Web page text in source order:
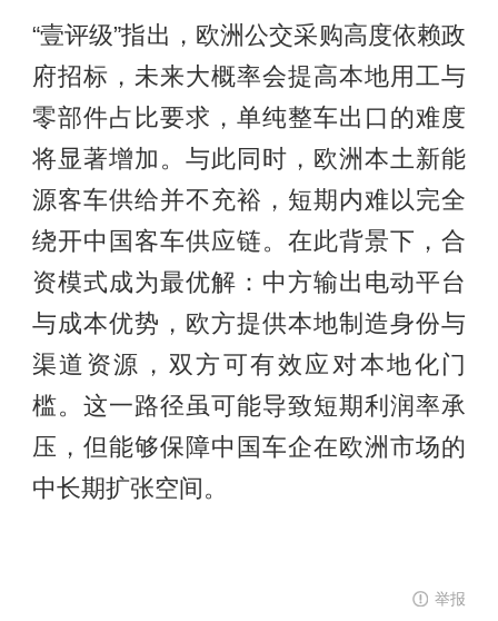
“壹评级”指出，欧洲公交采购高度依赖政
府招标，未来大概率会提高本地用工与
零部件占比要求，单纯整车出口的难度
将显著增加。与此同时，欧洲本土新能
源客车供给并不充裕，短期内难以完全
绕开中国客车供应链。在此背景下，合
资模式成为最优解：中方输出电动平台
与成本优势，欧方提供本地制造身份与
渠道资源，双方可有效应对本地化门
槛。这一路径虽可能导致短期利润率承
压，但能够保障中国车企在欧洲市场的
中长期扩张空间。
举报